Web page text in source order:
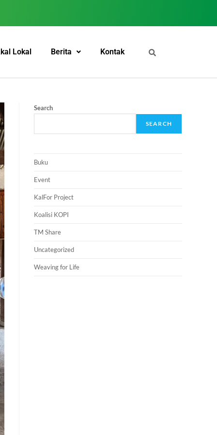
Lokal Berita Kontak
Search
SEARCH
Buku
Event
KalFor Project
Koalisi KOPI
TM Share
Uncategorized
Weaving for Life